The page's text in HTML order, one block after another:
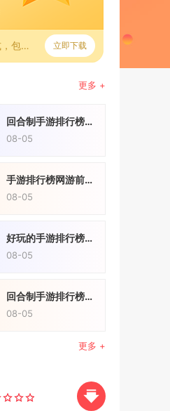
赛车街道竞速提供了多种游戏模式，包括单人时间挑战赛、多人在线 立即下载
更多 +
回合制手游排行榜2020前十名
08-05
手游排行榜网游前十名有哪些
08-05
好玩的手游排行榜2023
08-05
回合制手游排行榜2021排行榜
08-05
更多 +